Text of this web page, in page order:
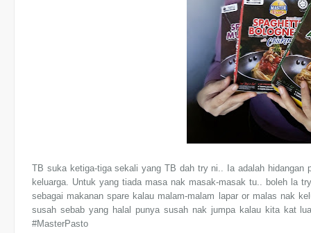
TB suka ketiga-tiga sekali yang TB dah try ni.. Ia adalah hidangan
keluarga. Untuk yang tiada masa nak masak-masak tu.. boleh la
sebagai makanan spare kalau malam-malam lapar or malas nak
susah sebab yang halal punya susah nak jumpa kalau kita kat
#MasterPasto